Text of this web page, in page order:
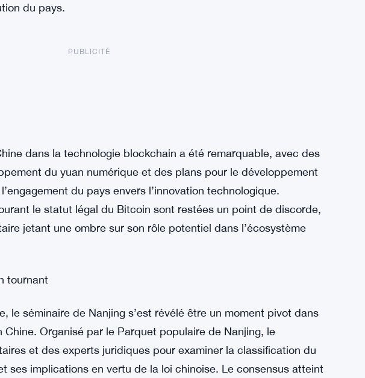
du pays.
PUBLICITÉ
dans la technologie blockchain a été remarquable, avec des
du pays envers l’innovation technologique.
le statut légal du Bitcoin sont restées un point de discorde,
jetant une ombre sur son rôle potentiel dans l’écosystème